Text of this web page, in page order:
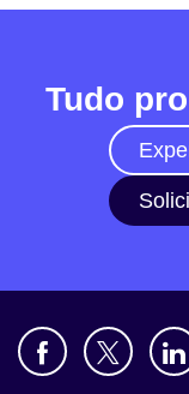
Tudo